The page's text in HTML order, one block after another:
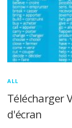
ALL
Télécharger
d'écran